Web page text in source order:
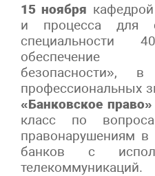
15 ноября
и процесса для
специальности
обеспечение
безопасности»,
профессиональных
«Банковское право»
класс по
правонарушениям в
банков с
телекоммуникаций.